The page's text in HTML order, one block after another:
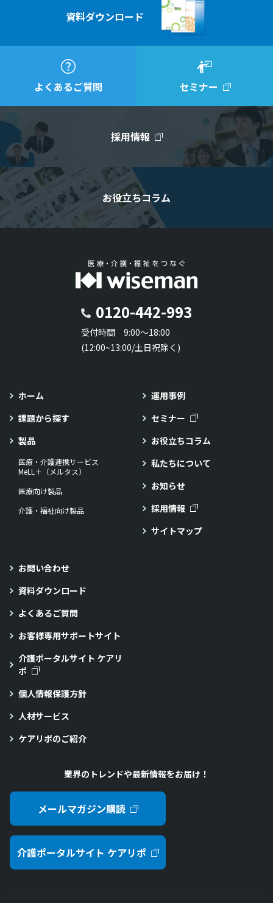
資料ダウンロード
よくあるご質問 セミナー
採用情報
お役立ちコラム
0120-442-993
受付時間 9:00～18:00
(12:00~13:00/土日祝除く)
ホーム
課題から探す
製品
医療・介護連携サービス
MeLL＋（メルタス）
医療向け製品
介護・福祉向け製品
運用事例
セミナー
お役立ちコラム
私たちについて
お知らせ
採用情報
サイトマップ
お問い合わせ
資料ダウンロード
よくあるご質問
お客様専用サポートサイト
介護ポータルサイト ケアリ
ポ
個人情報保護方針
人材サービス
ケアリポのご紹介
業界のトレンドや最新情報をお届け！
メールマガジン購読
介護ポータルサイト ケアリポ